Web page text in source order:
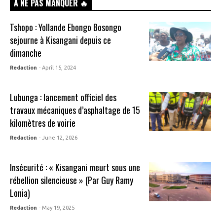
d
o
)
À NE PAS MANQUER 🔥
Tshopo : Yollande Ebongo Bosongo
sejourne à Kisangani depuis ce
dimanche
Redaction - April 15, 2024
Lubunga : lancement officiel des
travaux mécaniques d’asphaltage de 15
kilomètres de voirie
Redaction - June 12, 2026
Insécurité : « Kisangani meurt sous une
rébellion silencieuse » (Par Guy Ramy
Lonia)
Redaction - May 19, 2025